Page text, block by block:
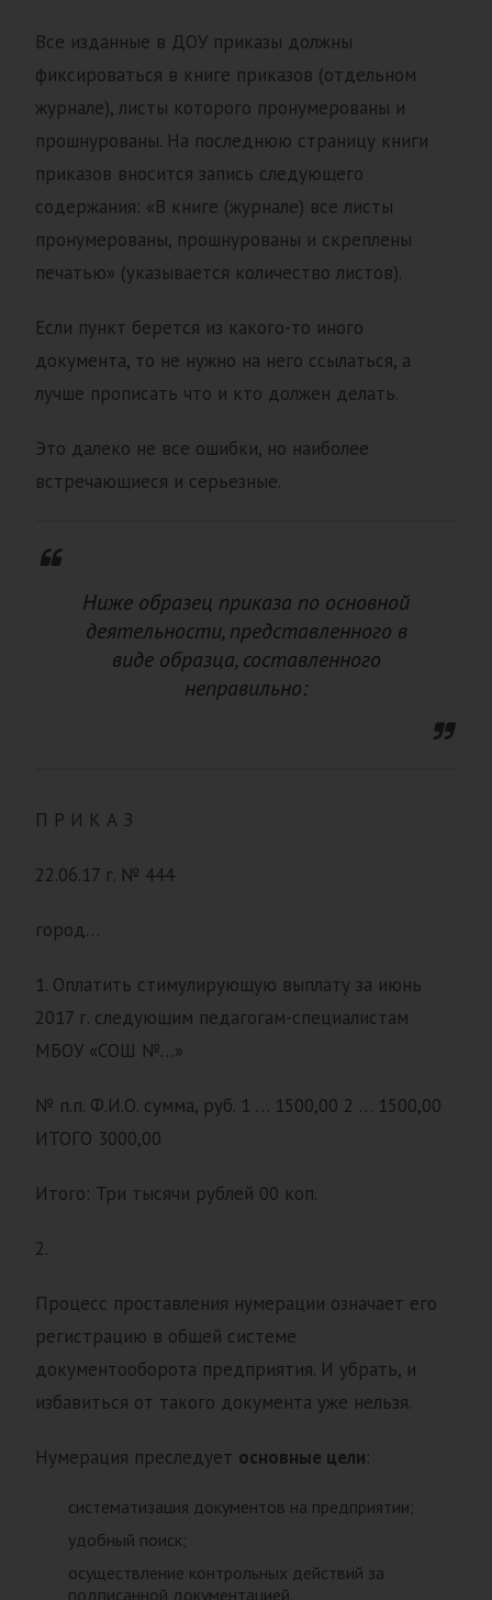
Все изданные в ДОУ приказы должны
фиксироваться в книге приказов (отдельном
журнале), листы которого пронумерованы и
прошнурованы. На последнюю страницу книги
приказов вносится запись следующего
содержания: «В книге (журнале) все листы
пронумерованы, прошнурованы и скреплены
печатью» (указывается количество листов).
Если пункт берется из какого-то иного
документа, то не нужно на него ссылаться, а
лучше прописать что и кто должен делать.
Это далеко не все ошибки, но наиболее
встречающиеся и серьезные.
Ниже образец приказа по основной
деятельности, представленного в
виде образца, составленного
неправильно:
П Р И К А З
22.06.17 г. № 444
город…
1. Оплатить стимулирующую выплату за июнь
2017 г. следующим педагогам-специалистам
МБОУ «СОШ №…»
№ п.п. Ф.И.О. сумма, руб. 1 … 1500,00 2 … 1500,00
ИТОГО 3000,00
Итого: Три тысячи рублей 00 коп.
2.
Процесс проставления нумерации означает его
регистрацию в общей системе
документооборота предприятия. И убрать, и
избавиться от такого документа уже нельзя.
Нумерация преследует основные цели:
систематизация документов на предприятии;
удобный поиск;
осуществление контрольных действий за
подписанной документацией.